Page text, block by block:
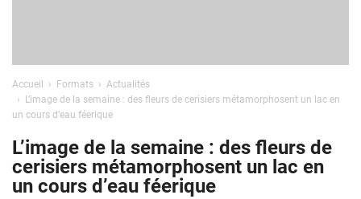
Accueil Formats
Actualités
L’image de la semaine : des fleurs de cerisiers métamorphosent un lac en
un cours d’eau féerique
L’image de la semaine : des fleurs de
cerisiers métamorphosent un lac en
un cours d’eau féerique